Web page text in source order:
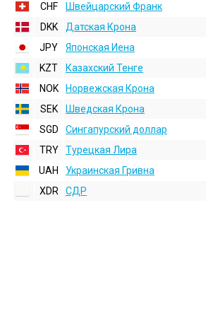
CHF
Швейцарский Франк
DKK
Датская Крона
JPY
Японская Иена
KZT
Казахский Тенге
NOK
Норвежская Крона
SEK
Шведская Крона
SGD
Сингапурский доллар
TRY
Турецкая Лира
UAH
Украинская Гривна
XDR
СДР